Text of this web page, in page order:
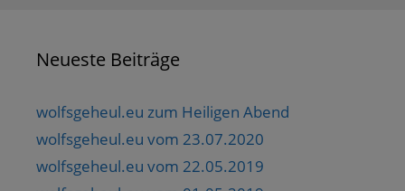
Neueste Beiträge
wolfsgeheul.eu zum Heiligen Abend
wolfsgeheul.eu vom 23.07.2020
wolfsgeheul.eu vom 22.05.2019